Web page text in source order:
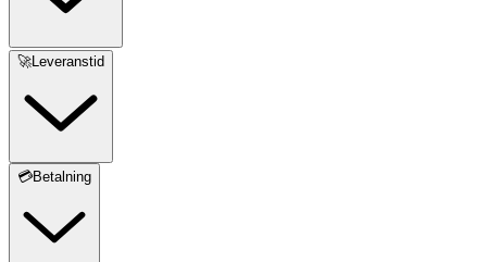
🚀Leveranstid
💳Betalning